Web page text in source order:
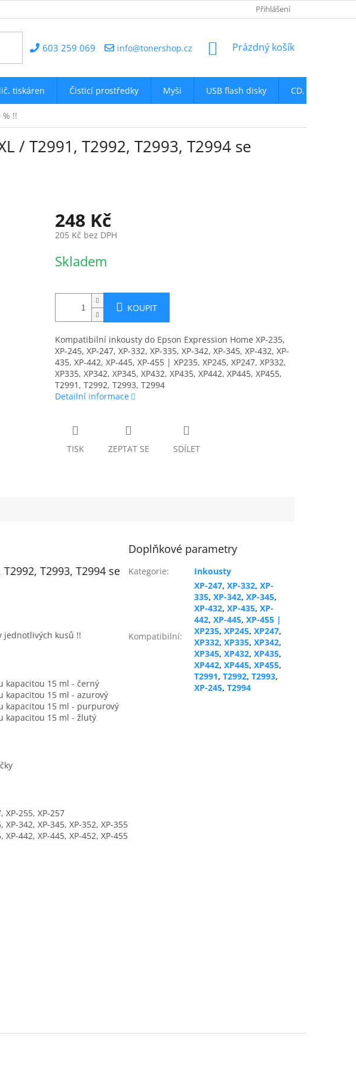
OSOBNÍCH ÚDAJŮ Přihlášení
603 259 069 info@tonershop.cz
NÁKUPNÍ
Prázdný košík
tiskáren Čisticí prostředky Myši USB flash disky CD, DVD
!!
/ T2991, T2992, T2993, T2994 se
248 Kč
205 Kč bez DPH
cena:
Skladem
KOUPIT
Kompatibilní inkousty do Epson Expression Home XP-235,
XP-245, XP-247, XP-332, XP-335, XP-342, XP-345, XP-432, XP-
435, XP-442, XP-445, XP-455 | XP235, XP245, XP247, XP332,
XP335, XP342, XP345, XP432, XP435, XP442, XP445, XP455,
T2991, T2992, T2993, T2994
Detailní informace
TISK ZEPTAT SE SDÍLET
T2993, T2994 se
jednotlivých kusů !!
kapacitou 15 ml - černý
kapacitou 15 ml - azurový
kapacitou 15 ml - purpurový
kapacitou 15 ml - žlutý
XP-255, XP-257
342, XP-345, XP-352, XP-355
442, XP-445, XP-452, XP-455
Doplňkové parametry
Kategorie: Inkousty
Kompatibilní:
XP-247,XP-332,XP-
335,XP-342,XP-345,
XP-432,XP-435,XP-
442,XP-445,XP-455 |
XP235,XP245,XP247,
XP332,XP335,XP342,
XP345,XP432,XP435,
XP442,XP445,XP455,
T2991,T2992,T2993,
XP-245,T2994